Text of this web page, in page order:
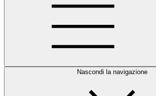
Nascondi la navigazione